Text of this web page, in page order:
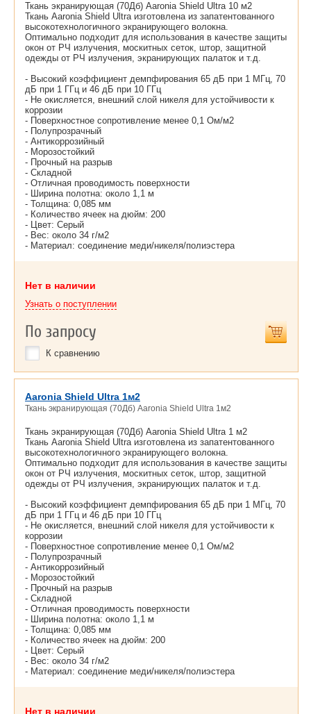
Ткань экранирующая (70Дб) Aaronia Shield Ultra 10 м2
Ткань Aaronia Shield Ultra изготовлена из запатентованного
высокотехнологичного экранирующего волокна.
Оптимально подходит для использования в качестве защиты
окон от РЧ излучения, москитных сеток, штор, защитной
одежды от РЧ излучения, экранирующих палаток и т.д.
- Высокий коэффициент демпфирования 65 дБ при 1 МГц, 70
дБ при 1 ГГц и 46 дБ при 10 ГГц
- Не окисляется, внешний слой никеля для устойчивости к
коррозии
- Поверхностное сопротивление менее 0,1 Ом/м2
- Полупрозрачный
- Антикоррозийный
- Морозостойкий
- Прочный на разрыв
- Складной
- Отличная проводимость поверхности
- Ширина полотна: около 1,1 м
- Толщина: 0,085 мм
- Количество ячеек на дюйм: 200
- Цвет: Серый
- Вес: около 34 г/м2
- Материал: соединение меди/никеля/полиэстера
Нет в наличии
Узнать о поступлении
По запросу
К сравнению
Aaronia Shield Ultra 1м2
Ткань экранирующая (70Дб) Aaronia Shield Ultra 1м2
Ткань экранирующая (70Дб) Aaronia Shield Ultra 1 м2
Ткань Aaronia Shield Ultra изготовлена из запатентованного
высокотехнологичного экранирующего волокна.
Оптимально подходит для использования в качестве защиты
окон от РЧ излучения, москитных сеток, штор, защитной
одежды от РЧ излучения, экранирующих палаток и т.д.
- Высокий коэффициент демпфирования 65 дБ при 1 МГц, 70
дБ при 1 ГГц и 46 дБ при 10 ГГц
- Не окисляется, внешний слой никеля для устойчивости к
коррозии
- Поверхностное сопротивление менее 0,1 Ом/м2
- Полупрозрачный
- Антикоррозийный
- Морозостойкий
- Прочный на разрыв
- Складной
- Отличная проводимость поверхности
- Ширина полотна: около 1,1 м
- Толщина: 0,085 мм
- Количество ячеек на дюйм: 200
- Цвет: Серый
- Вес: около 34 г/м2
- Материал: соединение меди/никеля/полиэстера
Нет в наличии